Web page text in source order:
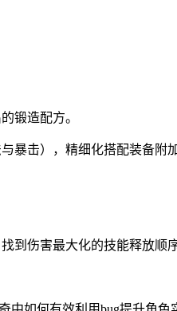
锻造配方。
击），精细化搭配装备附
到伤害最大化的技能释放顺序